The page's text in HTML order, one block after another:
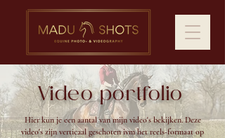
Video portfolio
Hier kun je een aantal van mijn video's bekijken. Deze
video's zijn verticaal geschoten ivm het reels-formaat op